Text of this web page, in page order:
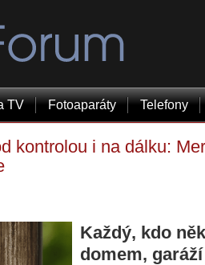
TV Fotoaparáty Telefony
kontrolou i na dálku:
Každý, kdo
domem,